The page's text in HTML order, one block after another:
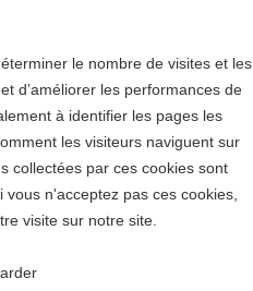
le nombre de visites et les
d’améliorer les performances de
à identifier les pages les
les visiteurs naviguent sur
collectées par ces cookies sont
n'acceptez pas ces cookies,
visite sur notre site.